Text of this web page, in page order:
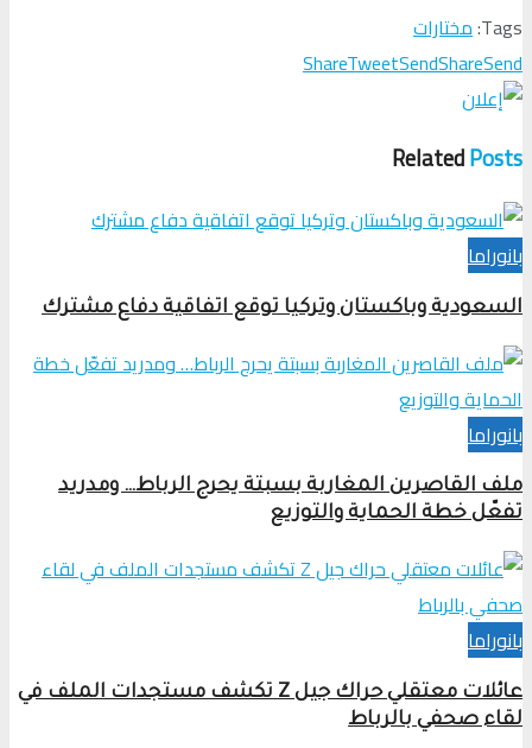
Tags: مختارات
ShareTweetSendShareSend
RelatedPosts
بانوراما
السعودية وباكستان وتركيا توقع اتفاقية دفاع مشترك
بانوراما
ملف القاصرين المغاربة بسبتة يحرج الرباط… ومدريد
تفعّل خطة الحماية والتوزيع
بانوراما
عائلات معتقلي حراك جيل Z تكشف مستجدات الملف في
لقاء صحفي بالرباط